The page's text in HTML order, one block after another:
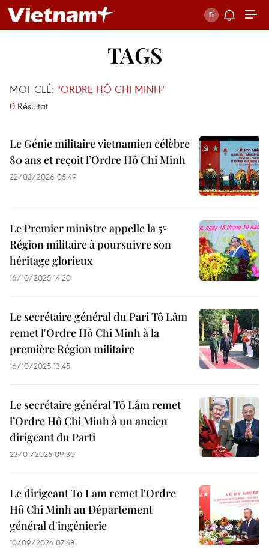
TAGS
MOT CLÉ: "ORDRE HÔ CHI MINH"
0 Résultat
Le Génie militaire vietnamien célèbre
80 ans et reçoit l’Ordre Hô Chi Minh
22/03/2026 05:49
Le Premier ministre appelle la 5ᵉ
Région militaire à poursuivre son
héritage glorieux
16/10/2025 14:20
Le secrétaire général du Pari Tô Lâm
remet l'Ordre Hô Chi Minh à la
première Région militaire
16/10/2025 13:45
Le secrétaire général Tô Lâm remet
l’Ordre Hô Chi Minh à un ancien
dirigeant du Parti
23/01/2025 09:30
Le dirigeant To Lam remet l'Ordre
Hô Chi Minh au Département
général d'ingénierie
10/09/2024 07:48